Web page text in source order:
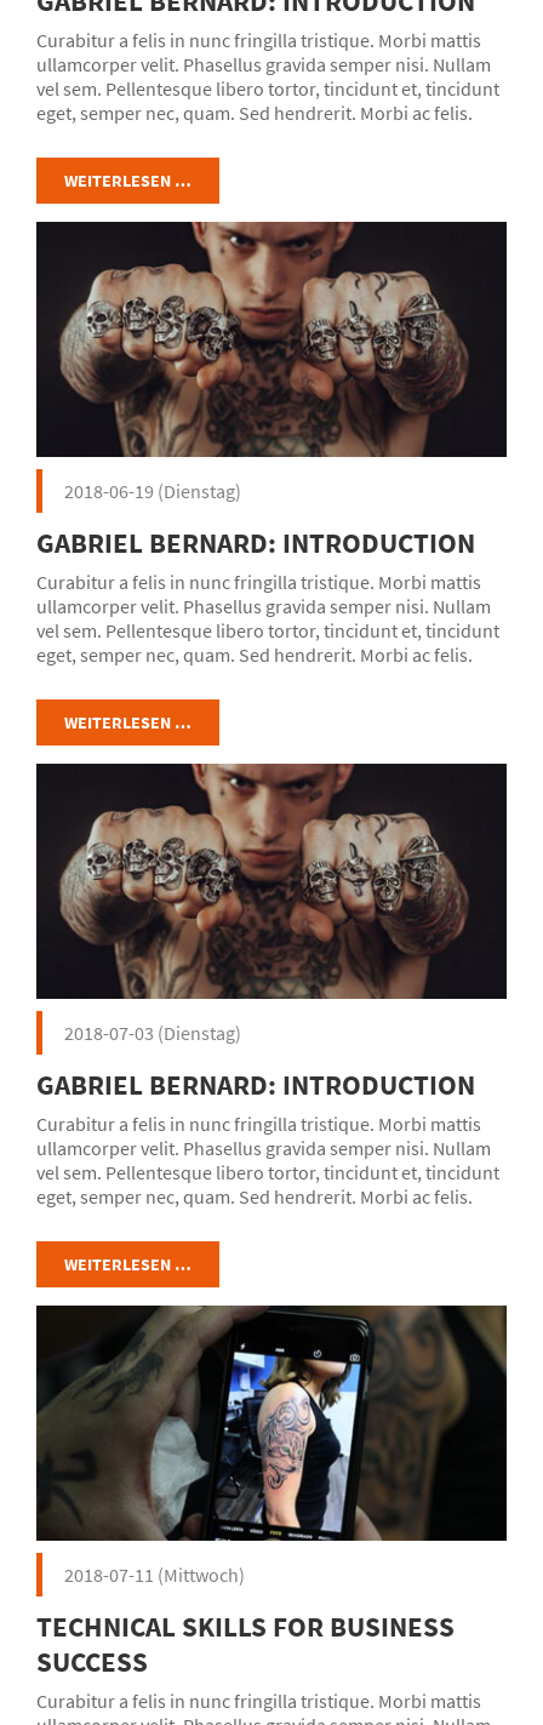
Curabitur a felis in nunc fringilla tristique. Morbi mattis
ullamcorper velit. Phasellus gravida semper nisi. Nullam
vel sem. Pellentesque libero tortor, tincidunt et, tincidunt
eget, semper nec, quam. Sed hendrerit. Morbi ac felis.
WEITERLESEN …
2018-06-19 (Dienstag)
GABRIEL BERNARD: INTRODUCTION
Curabitur a felis in nunc fringilla tristique. Morbi mattis
ullamcorper velit. Phasellus gravida semper nisi. Nullam
vel sem. Pellentesque libero tortor, tincidunt et, tincidunt
eget, semper nec, quam. Sed hendrerit. Morbi ac felis.
WEITERLESEN …
2018-07-03 (Dienstag)
GABRIEL BERNARD: INTRODUCTION
Curabitur a felis in nunc fringilla tristique. Morbi mattis
ullamcorper velit. Phasellus gravida semper nisi. Nullam
vel sem. Pellentesque libero tortor, tincidunt et, tincidunt
eget, semper nec, quam. Sed hendrerit. Morbi ac felis.
WEITERLESEN …
2018-07-11 (Mittwoch)
TECHNICAL SKILLS FOR BUSINESS
SUCCESS
Curabitur a felis in nunc fringilla tristique. Morbi mattis